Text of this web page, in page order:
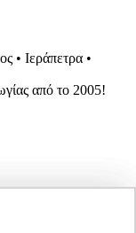
• Ιεράπετρα •
από το 2005!